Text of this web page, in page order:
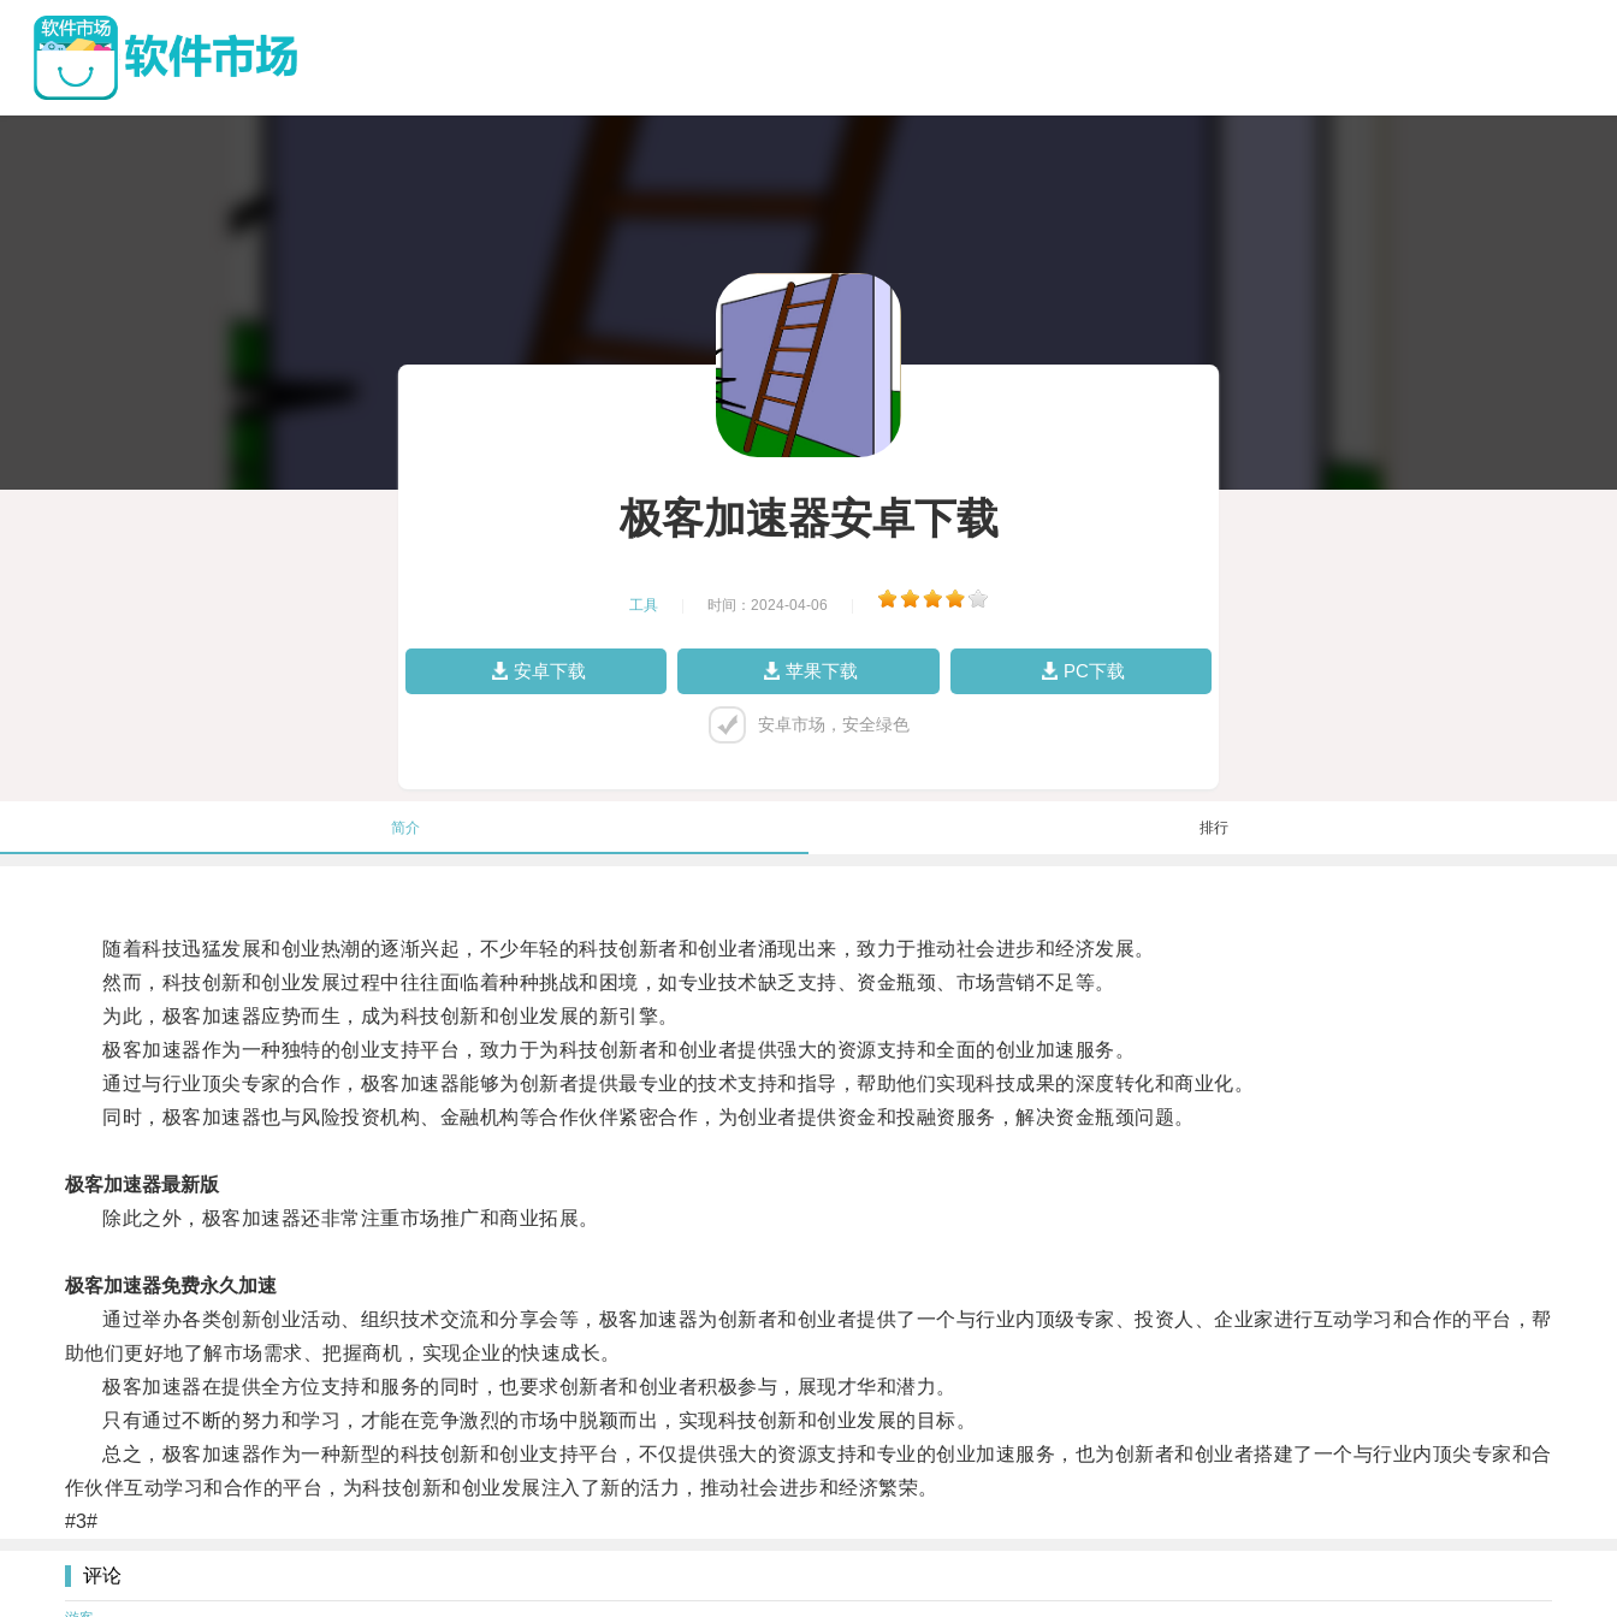
极客加速器安卓下载
工具 时间：2024-04-06
安卓下载 苹果下载 PC下载
安卓市场，安全绿色
简介 排行
随着科技迅猛发展和创业热潮的逐渐兴起，不少年轻的科技创新者和创业者涌现出来，致力于推动社会进步和经济发展。
然而，科技创新和创业发展过程中往往面临着种种挑战和困境，如专业技术缺乏支持、资金瓶颈、市场营销不足等。
为此，极客加速器应势而生，成为科技创新和创业发展的新引擎。
极客加速器作为一种独特的创业支持平台，致力于为科技创新者和创业者提供强大的资源支持和全面的创业加速服务。
通过与行业顶尖专家的合作，极客加速器能够为创新者提供最专业的技术支持和指导，帮助他们实现科技成果的深度转化和商业化。
同时，极客加速器也与风险投资机构、金融机构等合作伙伴紧密合作，为创业者提供资金和投融资服务，解决资金瓶颈问题。
极客加速器最新版
除此之外，极客加速器还非常注重市场推广和商业拓展。
极客加速器免费永久加速
通过举办各类创新创业活动、组织技术交流和分享会等，极客加速器为创新者和创业者提供了一个与行业内顶级专家、投资人、企业家进行互动学习和合作的平台，帮
助他们更好地了解市场需求、把握商机，实现企业的快速成长。
极客加速器在提供全方位支持和服务的同时，也要求创新者和创业者积极参与，展现才华和潜力。
只有通过不断的努力和学习，才能在竞争激烈的市场中脱颖而出，实现科技创新和创业发展的目标。
总之，极客加速器作为一种新型的科技创新和创业支持平台，不仅提供强大的资源支持和专业的创业加速服务，也为创新者和创业者搭建了一个与行业内顶尖专家和合
作伙伴互动学习和合作的平台，为科技创新和创业发展注入了新的活力，推动社会进步和经济繁荣。
#3#
评论